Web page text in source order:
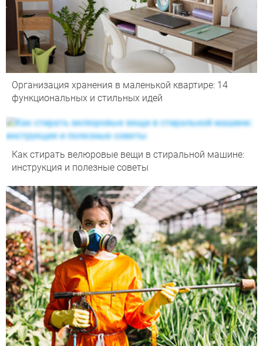
Организация хранения в маленькой квартире: 14
функциональных и стильных идей
Как стирать велюровые вещи в стиральной машине:
инструкция и полезные советы